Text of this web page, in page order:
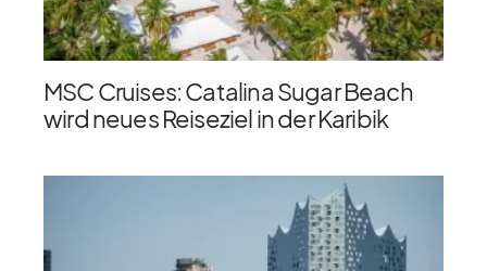
MSC Cruises: Catalina Sugar Beach
wird neues Reiseziel in der Karibik